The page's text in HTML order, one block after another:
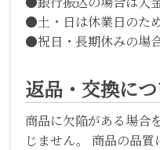
●土・日は休業日のた
●祝日・長期休みの場
返品・交換に
商品に欠陥がある場合
じません。 商品の品